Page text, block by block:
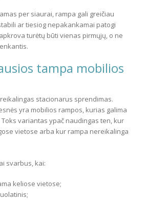
per siaurai, rampa gali greičiau
ar tiesiog nepakankamai patogi
turėtų būti vienas pirmųjų, o ne
tampa mobilios
stacionarus sprendimas.
yra mobilios rampos, kurias galima
variantas ypač naudingas ten, kur
vietose arba kur rampa nereikalinga
svarbus, kai:
keliose vietose;